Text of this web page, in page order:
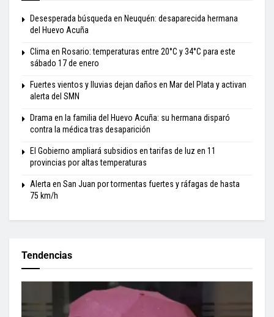
Desesperada búsqueda en Neuquén: desaparecida hermana
del Huevo Acuña
Clima en Rosario: temperaturas entre 20°C y 34°C para este
sábado 17 de enero
Fuertes vientos y lluvias dejan daños en Mar del Plata y activan
alerta del SMN
Drama en la familia del Huevo Acuña: su hermana disparó
contra la médica tras desaparición
El Gobierno ampliará subsidios en tarifas de luz en 11
provincias por altas temperaturas
Alerta en San Juan por tormentas fuertes y ráfagas de hasta
75 km/h
Tendencias